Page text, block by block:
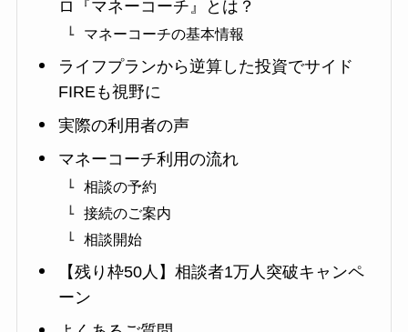
ロ『マネーコーチ』とは？
マネーコーチの基本情報
ライフプランから逆算した投資でサイド
FIREも視野に
実際の利用者の声
マネーコーチ利用の流れ
相談の予約
接続のご案内
相談開始
【残り枠50人】相談者1万人突破キャンペ
ーン